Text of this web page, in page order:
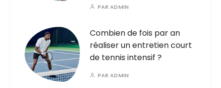
PARADMIN
Combien de fois par an
réaliser un entretien court
de tennis intensif ?
PARADMIN